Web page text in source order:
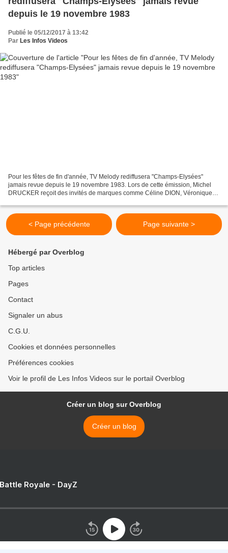
depuis le 19 novembre 1983
Publié le 05/12/2017 à 13:42
Par Les Infos Videos
Pour les fêtes de fin d'année, TV Melody rediffusera "Champs-Elysées"
jamais revue depuis le 19 novembre 1983. Lors de cette émission, Michel
DRUCKER reçoit des invités de marques comme Céline DION, Véronique
< Page précédente Page suivante >
Hébergé par Overblog
Top articles
Pages
Contact
Signaler un abus
C.G.U.
Cookies et données personnelles
Préférences cookies
Voir le profil de Les Infos Videos sur le portail Overblog
Créer un blog sur Overblog
Créer un blog
Royale - DayZ